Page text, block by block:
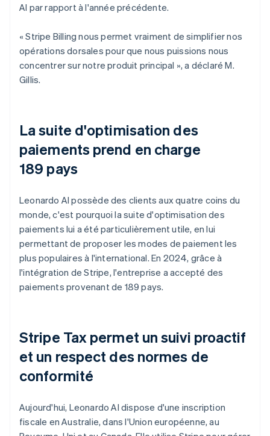
AI par rapport à l'année précédente.
« Stripe Billing nous permet vraiment de simplifier nos
opérations dorsales pour que nous puissions nous
concentrer sur notre produit principal », a déclaré M.
Gillis.
La suite d'optimisation des
paiements prend en charge
189 pays
Leonardo AI possède des clients aux quatre coins du
monde, c'est pourquoi la suite d'optimisation des
paiements lui a été particulièrement utile, en lui
permettant de proposer les modes de paiement les
plus populaires à l'international. En 2024, grâce à
l'intégration de Stripe, l'entreprise a accepté des
paiements provenant de 189 pays.
Stripe Tax permet un suivi proactif
et un respect des normes de
conformité
Aujourd'hui, Leonardo AI dispose d'une inscription
fiscale en Australie, dans l'Union européenne, au